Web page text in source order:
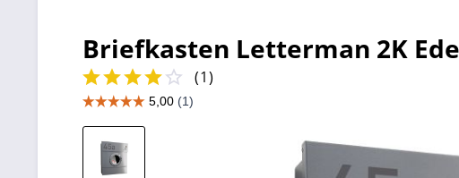
Briefkasten Letterman 2K
(1)